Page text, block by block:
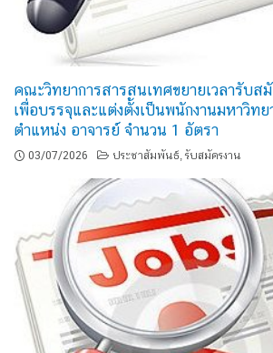
คณะวิทยาการสารสนเทศขยายเวลารับ
เพื่อบรรจุและแต่งตั้งเป็นพนักงานมหาวิท
ตำแหน่ง อาจารย์ จำนวน 1 อัตรา
03/07/2026 ประชาสัมพันธ์, รับสมัครงาน